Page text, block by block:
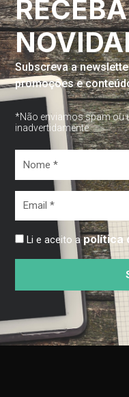
RECEBA
Subscreva a
promoções e
*Não enviamos spam
inadvertidamente
Li e aceito apolítica